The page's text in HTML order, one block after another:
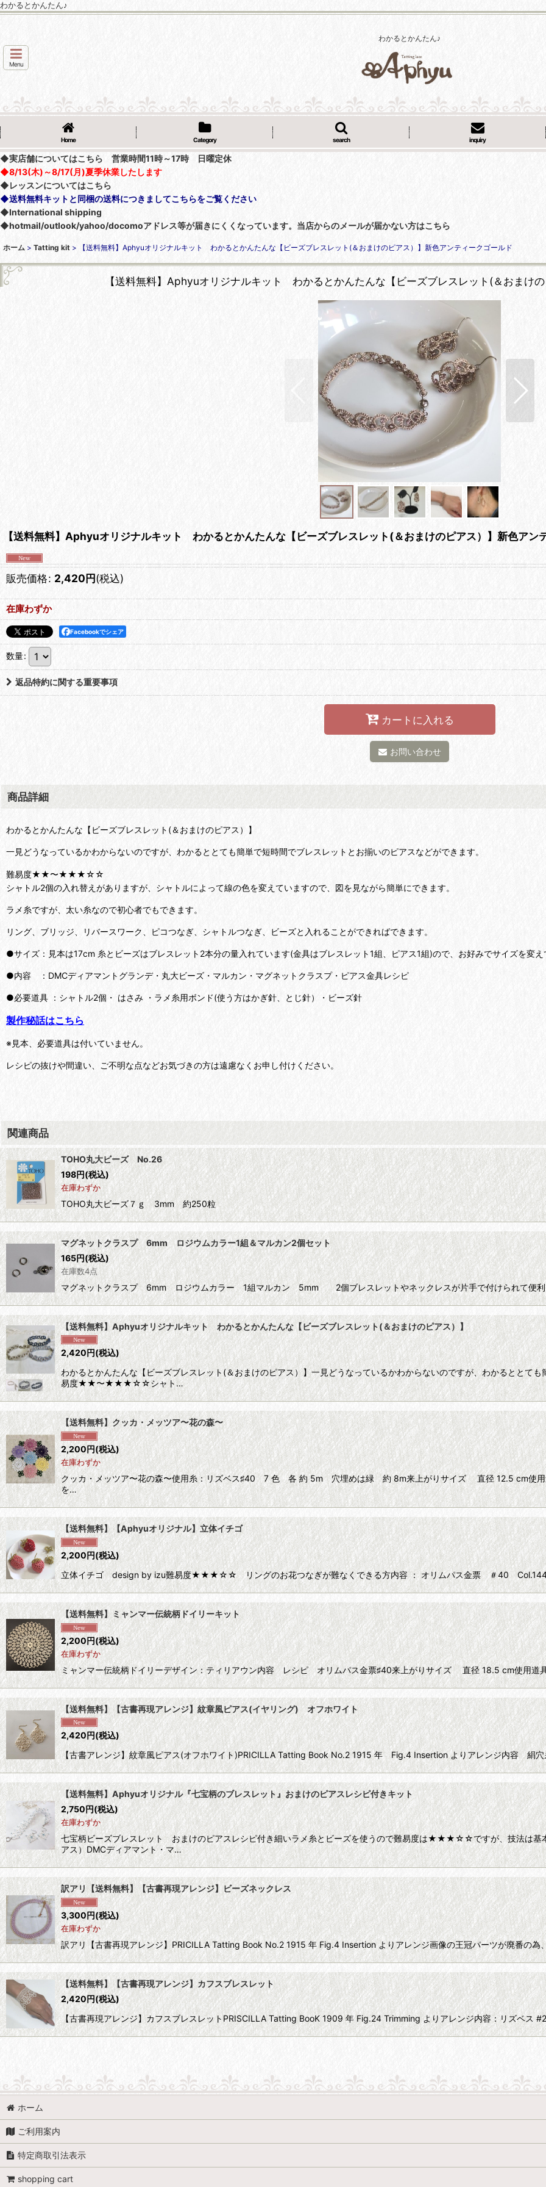
わかるとかんたん♪
わかるとかんたん♪
Menu
Home Category search inquiry
◆実店舗についてはこちら 営業時間11時～17時 日曜定休
◆8/13(木)～8/17(月)夏季休業したします
◆レッスンについてはこちら
◆送料無料キットと同梱の送料につきましてこちらをご覧ください
◆International shipping
◆hotmail/outlook/yahoo/docomoアドレス等が届きにくくなっています。当店からのメールが届かない方はこちら
ホーム > Tatting kit > 【送料無料】Aphyuオリジナルキット わかるとかんたんな【ビーズブレスレット(＆おまけのピアス）】新色アンティークゴールド
【送料無料】Aphyuオリジナルキット わかるとかんたんな【ビーズブレスレット(＆おまけ
【送料無料】Aphyuオリジナルキット わかるとかんたんな【ビーズブレスレット(＆おまけのピアス）】新色アン
販売価格: 2,420円(税込)
在庫わずか
Facebookでシェア
数量:
返品特約に関する重要事項
カートに入れる
お問い合わせ
商品詳細
わかるとかんたんな【ビーズブレスレット(＆おまけのピアス）】
一見どうなっているかわからないのですが、わかるととても簡単で短時間でブレスレットとお揃いのピアスなどができます。
難易度★★〜★★★☆☆
シャトル2個の入れ替えがありますが、シャトルによって線の色を変えていますので、図を見ながら簡単にできます。
ラメ糸ですが、太い糸なので初心者でもできます。
リング、ブリッジ、リバースワーク、ピコつなぎ、シャトルつなぎ、ビーズと入れることができればできます。
●サイズ：見本は17cm 糸とビーズはブレスレット2本分の量入れています(金具はブレスレット1組、ピアス1組)ので、お好みでサイズを変
●内容 ：DMCディアマントグランデ・丸大ビーズ・マルカン・マグネットクラスプ・ピアス金具レシピ
●必要道具 ：シャトル2個・ はさみ ・ラメ糸用ボンド(使う方はかぎ針、とじ針）・ビーズ針
製作秘話はこちら
※見本、必要道具は付いていません。
レシピの抜けや間違い、ご不明な点などお気づきの方は遠慮なくお申し付けください。
関連商品
TOHO丸大ビーズ No.26
198円(税込)
在庫わずか
TOHO丸大ビーズ７ｇ 3mm 約250粒
マグネットクラスプ 6mm ロジウムカラー1組＆マルカン2個セット
165円(税込)
在庫数4点
マグネットクラスプ 6mm ロジウムカラー 1組マルカン 5mm 2個ブレスレットやネックレスが片手で付けられて便
【送料無料】Aphyuオリジナルキット わかるとかんたんな【ビーズブレスレット(＆おまけのピアス）】
2,420 円(税込)
わかるとかんたんな【ビーズブレスレット(＆おまけのピアス）】一見どうなっているかわからないのですが、わかるととて
易度★★〜★★★☆☆シャト…
【送料無料】クッカ・メッツア〜花の森〜
2,200円(税込)
在庫わずか
クッカ・メッツア〜花の森〜使用糸：リズベス♯40 7 色 各 約 5m 穴埋めは緑 約 8m来上がりサイズ 直径 12.5 cm使用
を…
【送料無料】【Aphyuオリジナル】立体イチゴ
2,200円(税込)
立体イチゴ design by izu難易度★★★☆☆ リングのお花つなぎが難なくできる方内容 ： オリムパス金票 ＃40
【送料無料】ミャンマー伝統柄ドイリーキット
2,200円(税込)
在庫わずか
ミャンマー伝統柄ドイリーデザイン：ティリアウン内容 レシピ オリムパス金票♯40来上がりサイズ 直径 18.5 cm使用道
【送料無料】【古書再現アレンジ】紋章風ピアス(イヤリング) オフホワイト
2,420円(税込)
【古書アレンジ】紋章風ピアス(オフホワイト)PRICILLA Tatting Book No.2 1915 年 Fig.4 Insertion よりアレンジ内容
【送料無料】Aphyuオリジナル『七宝柄のブレスレット』おまけのピアスレシピ付きキット
2,750円(税込)
在庫わずか
七宝柄ビーズブレスレット おまけのピアスレシピ付き細いラメ糸とビーズを使うので難易度は★★★☆☆ですが、技法は基
アス）DMCディアマント・マ…
訳アリ【送料無料】【古書再現アレンジ】ビーズネックレス
3,300円(税込)
在庫わずか
訳アリ【古書再現アレンジ】PRICILLA Tatting Book No.2 1915 年 Fig.4 Insertion よりアレンジ画像の王冠パーツが廃番の
【送料無料】【古書再現アレンジ】カフスブレスレット
2,420円(税込)
【古書再現アレンジ】カフスブレスレットPRISCILLA Tatting BooK 1909 年 Fig.24 Trimming よりアレンジ内容：リズベ
ホーム
ご利用案内
特定商取引法表示
shopping cart